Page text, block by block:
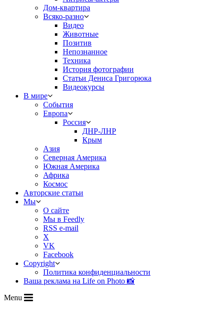
Дом-квартира
Всяко-разно
Видео
Животные
Позитив
Непознанное
Техника
История фотографии
Статьи Дениса Григорюка
Видеокурсы
В мире
События
Европа
Россия
ДНР-ЛНР
Крым
Азия
Северная Америка
Южная Америка
Африка
Космос
Авторские статьи
Мы
О сайте
Мы в Feedly
RSS e-mail
X
VK
Facebook
Copyright
Политика конфиденциальности
Ваша реклама на Life on Photo 📸
Menu